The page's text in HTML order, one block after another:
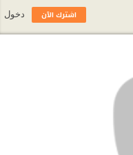
اشترك الآن دخول